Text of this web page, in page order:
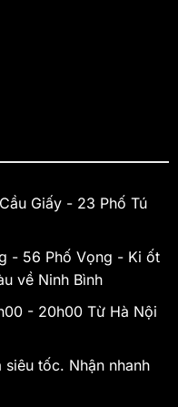
Giấy - 23 Phố Tú
- 56 Phố Vọng - Ki ốt
về Ninh Bình
- 20h00 Từ Hà Nội
tốc. Nhận nhanh